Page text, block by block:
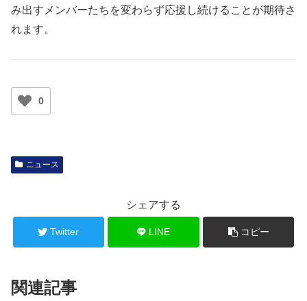
み出すメンバーたちを変わらず応援し続けることが期待さ
れます。
0
ニュース
シェアする
Twitter LINE コピー
関連記事